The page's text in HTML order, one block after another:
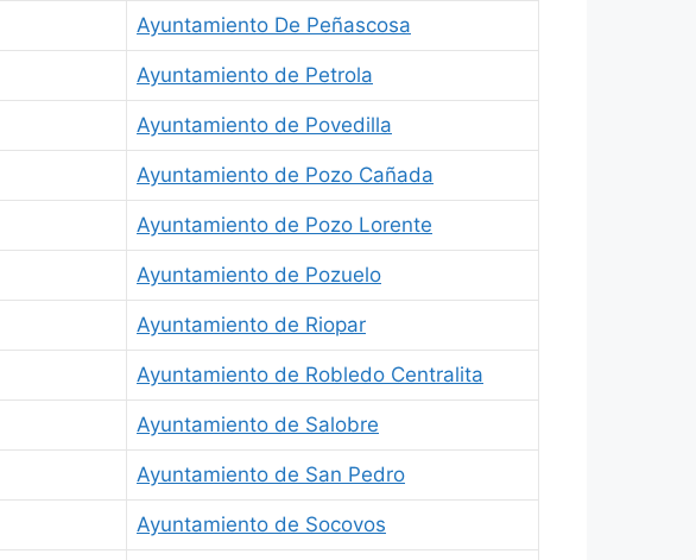
Ayuntamiento De Peñascosa
Ayuntamiento de Petrola
Ayuntamiento de Povedilla
Ayuntamiento de Pozo Cañada
Ayuntamiento de Pozo Lorente
Ayuntamiento de Pozuelo
Ayuntamiento de Riopar
Ayuntamiento de Robledo Centralita
Ayuntamiento de Salobre
Ayuntamiento de San Pedro
Ayuntamiento de Socovos